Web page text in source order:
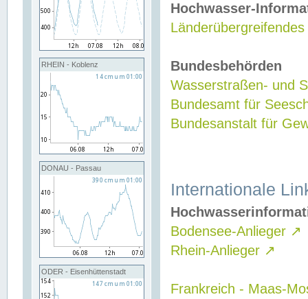
RHEIN - Koblenz
DONAU - Passau
ODER - Eisenhüttenstadt
Hochwasser-
Bundesbehörden
Wasserstraßen- und
Bundesamt für
Bundesanstalt für
Internationale
Bodensee-Anlieger ↗
Rhein-Anlieger ↗
Frankreich - Maas-